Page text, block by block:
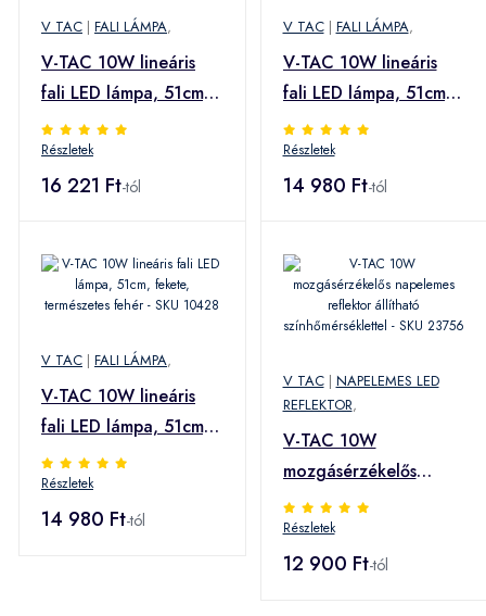
V TAC | FALI LÁMPA,
V-TAC 10W lineáris
fali LED lámpa, 51cm,
antracit, meleg fehér -
SKU 10429
Részletek
16 221 Ft-tól
V TAC| FALI LÁMPA,
V-TAC 10W lineáris
fali LED lámpa, 51cm,
fekete, meleg fehér -
SKU 10427
Részletek
14 980 Ft-tól
V TAC | FALI LÁMPA,
V-TAC 10W lineáris
fali LED lámpa, 51cm,
fekete, természetes
fehér - SKU 10428
Részletek
14 980 Ft-tól
V TAC| NAPELEMES LED
REFLEKTOR,
V-TAC 10W
mozgásérzékelős
napelemes reflektor
állítható
színhőmérséklettel -
Részletek
12 900 Ft-tól